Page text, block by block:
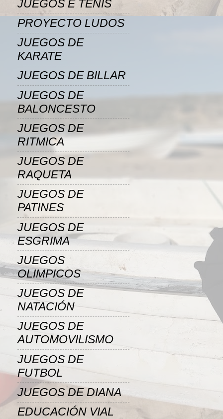
JUEGOS E TENIS
PROYECTO LUDOS
JUEGOS DE
KARATE
JUEGOS DE BILLAR
JUEGOS DE
BALONCESTO
JUEGOS DE
RITMICA
JUEGOS DE
RAQUETA
JUEGOS DE
PATINES
JUEGOS DE
ESGRIMA
JUEGOS
OLIMPICOS
JUEGOS DE
NATACIÓN
JUEGOS DE
AUTOMOVILISMO
JUEGOS DE
FUTBOL
JUEGOS DE DIANA
EDUCACIÓN VIAL